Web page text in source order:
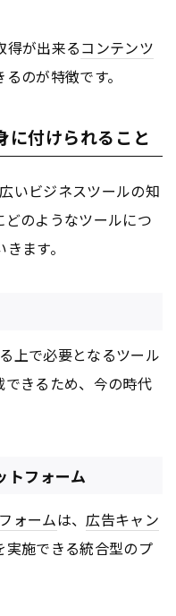
得が出来るコンテンツ
のが特徴です。
付けられること
いビジネスツールの知
のようなツールにつ
ます。
上で必要となるツール
できるため、今の時代
トフォーム
フォームは、 広告キャン
実施できる統合型のプ